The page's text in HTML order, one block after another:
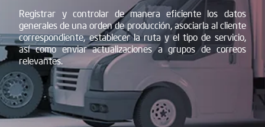
Registrar y controlar de manera eficiente los datos
generales de una orden de producción, asociarla al cliente
correspondiente, establecer la ruta y el tipo de servicio,
así como enviar actualizaciones a grupos de correos
relevantes.